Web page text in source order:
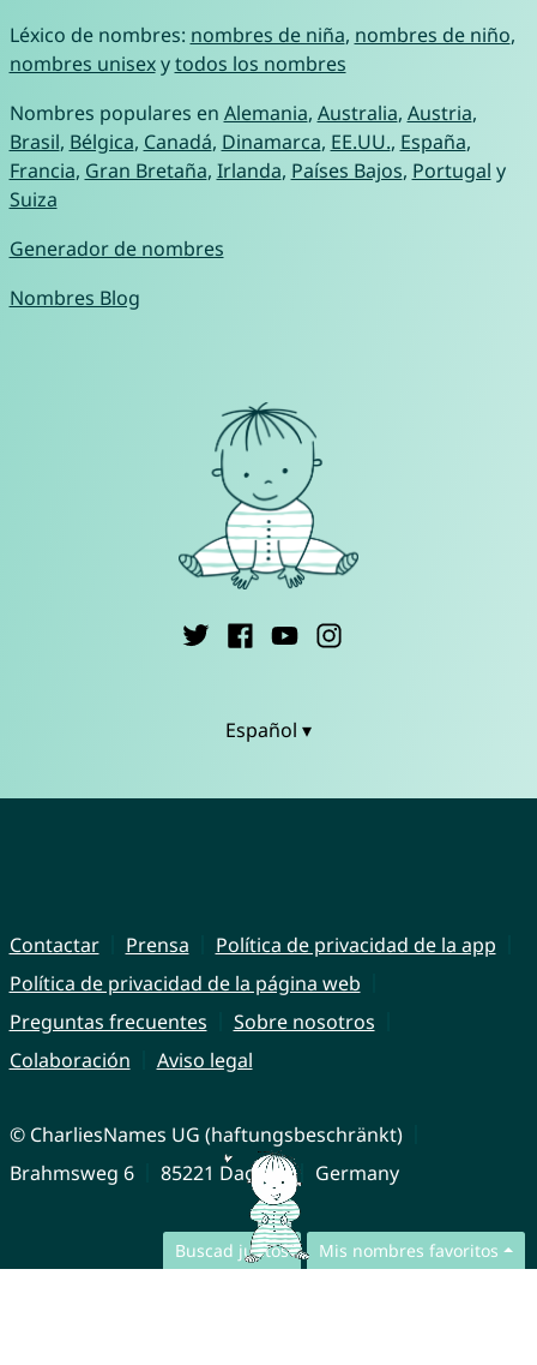
Buscad juntos Mis nombres favoritos
Léxico de nombres: nombres de niña, nombres de niño,
nombres unisexytodos los nombres
Nombres populares en Alemania, Australia, Austria,
Brasil, Bélgica, Canadá, Dinamarca, EE.UU., España,
Francia, Gran Bretaña, Irlanda, Países Bajos, Portugal y
Suiza
Generador de nombres
Nombres Blog
Español ▾
Contactar Prensa
Política de privacidad de la app
Política de privacidad de la página web
Preguntas frecuentes
Sobre nosotros
Colaboración
Aviso legal
© CharliesNames UG (haftungsbeschränkt)
Brahmsweg 6
85221 Dachau Germany